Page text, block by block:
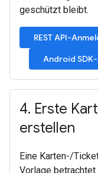
geschützt bleibt.
REST API-
Android
4. Erste
erstellen
Eine Karten-/
Vorlage